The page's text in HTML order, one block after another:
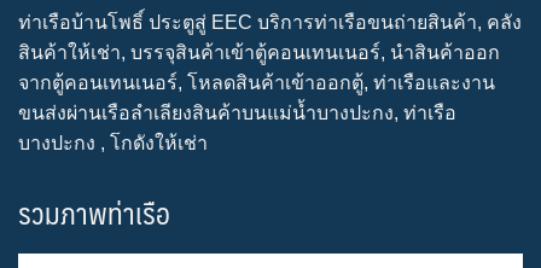
ท่าเรือบ้านโพธิ์ ประตูสู่ EEC บริการท่าเรือขนถ่ายสินค้า, คลัง
สินค้าให้เช่า, บรรจุสินค้าเข้าตู้คอนเทนเนอร์, นำสินค้าออก
จากตู้คอนเทนเนอร์, โหลดสินค้าเข้าออกตู้, ท่าเรือและงาน
ขนส่งผ่านเรือลำเลียงสินค้าบนแม่น้ำบางปะกง, ท่าเรือ
บางปะกง , โกดังให้เช่า
รวมภาพท่าเรือ